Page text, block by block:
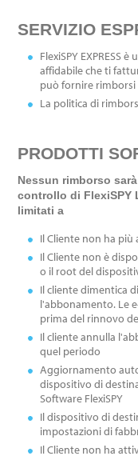
SERVIZIO
FlexiSPY EXPRESS
affidabile che ti
può fornire
La politica di
PRODOTTI
Nessun rimborso
controllo di FlexiSPY
limitati a
Il Cliente non ha più
Il Cliente non è
o il root del
Il cliente dimentica
l'abbonamento. Le
prima del rinnovo
Il cliente annulla
quel periodo
Aggiornamento
dispositivo di
Software FlexiSPY
Il dispositivo di
impostazioni di
Il Cliente non ha